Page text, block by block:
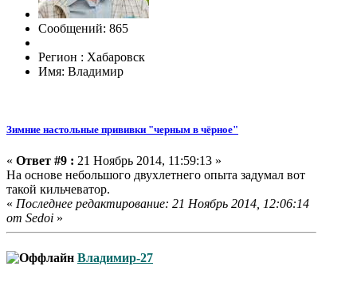
Сообщений: 865
Регион : Хабаровск
Имя: Владимир
Зимние настольные прививки "черным в чёрное"
« Ответ #9 : 21 Ноябрь 2014, 11:59:13 »
На основе небольшого двухлетнего опыта задумал вот
такой кильчеватор.
« Последнее редактирование: 21 Ноябрь 2014, 12:06:14
от Sedoi »
Владимир-27